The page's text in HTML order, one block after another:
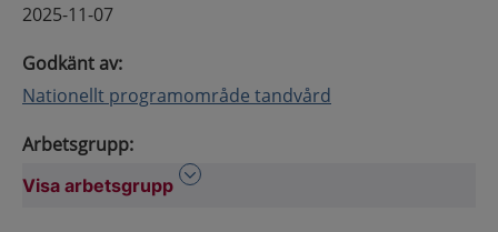
2025-11-07
Godkänt av:
Nationellt programområde tandvård
Arbetsgrupp:
Visa arbetsgrupp Visa arbetsgrupp